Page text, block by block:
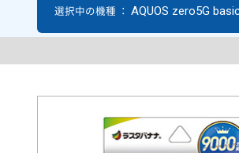
選択中の機種 ： AQUOS zero5G